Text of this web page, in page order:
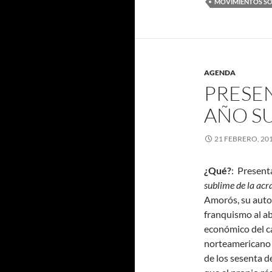
AGENDA
AÑO
21 FEBRERO,
¿Qué?:
sublime de la
Amorós, su
franquismo al
económico del
de los sesenta